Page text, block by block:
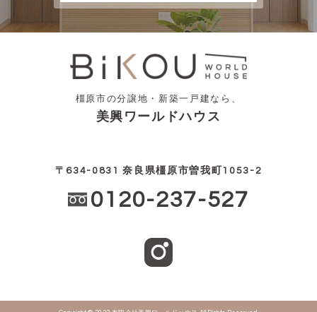
橿原市の分譲地・新築一戸建なら、
美興ワールドハウス
〒634-0831 奈良県橿原市曽我町1053-2
0120-237-527